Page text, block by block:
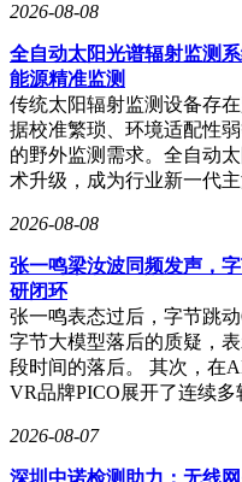
2026-08-08
全自动太阳光谱辐射监测
能源精准监测
传统太阳辐射监测设备存
据校准繁琐、环境适配性
的野外监测需求。全自动
术升级，成为行业新一代
2026-08-08
张一鸣梁汝波同频发声，
研闭环
张一鸣表态过后，字节跳
字节大模型落后的质疑，
段时间的落后。 其次，在
VR品牌PICO展开了连续
2026-08-07
深圳中诺检测助力：无线